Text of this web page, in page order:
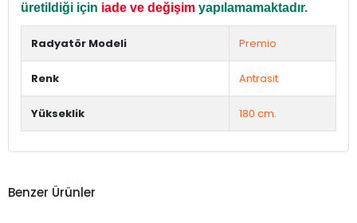
üretildiği için iade ve değişim yapılamamaktadır.
Radyatör Modeli Premio
Renk Antrasit
Yükseklik 180 cm.
Benzer Ürünler